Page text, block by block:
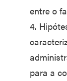
entre o
4.
para a